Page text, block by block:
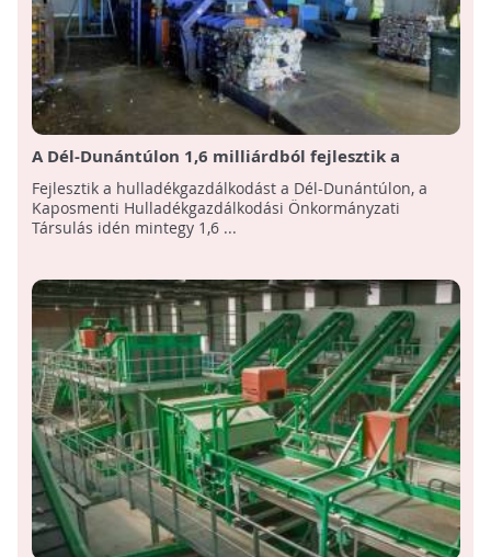
A Dél-Dunántúlon 1,6 milliárdból fejlesztik a
hulladékgazdálkodást
Fejlesztik a hulladékgazdálkodást a Dél-Dunántúlon, a
Kaposmenti Hulladékgazdálkodási Önkormányzati
Társulás idén mintegy 1,6 ...